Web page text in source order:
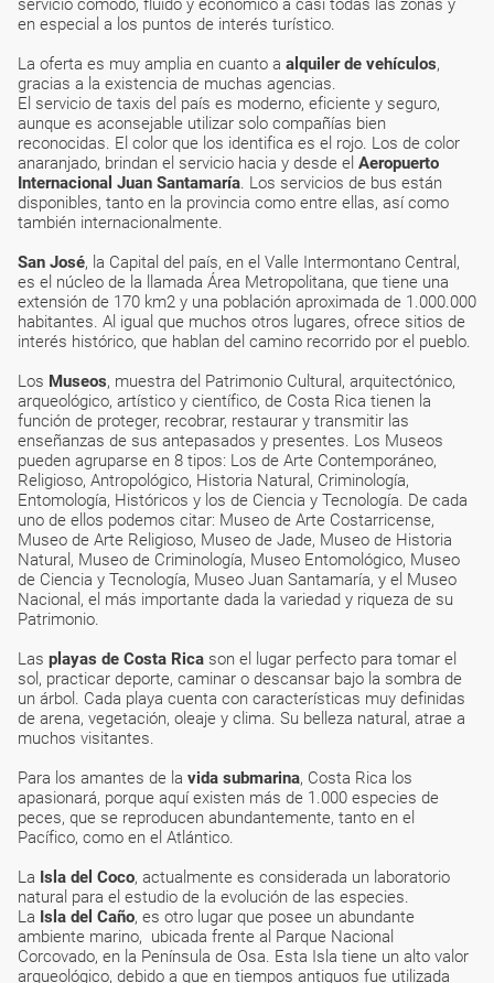
servicio cómodo, fluido y económico a casi todas las zonas y
en especial a los puntos de interés turístico.
La oferta es muy amplia en cuanto a alquiler de vehículos,
gracias a la existencia de muchas agencias.
El servicio de taxis del país es moderno, eficiente y seguro,
aunque es aconsejable utilizar solo compañías bien
reconocidas. El color que los identifica es el rojo. Los de color
anaranjado, brindan el servicio hacia y desde el Aeropuerto
Internacional Juan Santamaría. Los servicios de bus están
disponibles, tanto en la provincia como entre ellas, así como
también internacionalmente.
San José, la Capital del país, en el Valle Intermontano Central,
es el núcleo de la llamada Área Metropolitana, que tiene una
extensión de 170 km2 y una población aproximada de 1.000.000
habitantes. Al igual que muchos otros lugares, ofrece sitios de
interés histórico, que hablan del camino recorrido por el pueblo.
Los Museos, muestra del Patrimonio Cultural, arquitectónico,
arqueológico, artístico y científico, de Costa Rica tienen la
función de proteger, recobrar, restaurar y transmitir las
enseñanzas de sus antepasados y presentes. Los Museos
pueden agruparse en 8 tipos: Los de Arte Contemporáneo,
Religioso, Antropológico, Historia Natural, Criminología,
Entomología, Históricos y los de Ciencia y Tecnología. De cada
uno de ellos podemos citar: Museo de Arte Costarricense,
Museo de Arte Religioso, Museo de Jade, Museo de Historia
Natural, Museo de Criminología, Museo Entomológico, Museo
de Ciencia y Tecnología, Museo Juan Santamaría, y el Museo
Nacional, el más importante dada la variedad y riqueza de su
Patrimonio.
Las playas de Costa Rica son el lugar perfecto para tomar el
sol, practicar deporte, caminar o descansar bajo la sombra de
un árbol. Cada playa cuenta con características muy definidas
de arena, vegetación, oleaje y clima. Su belleza natural, atrae a
muchos visitantes.
Para los amantes de la vida submarina, Costa Rica los
apasionará, porque aquí existen más de 1.000 especies de
peces, que se reproducen abundantemente, tanto en el
Pacífico, como en el Atlántico.
La Isla del Coco, actualmente es considerada un laboratorio
natural para el estudio de la evolución de las especies.
La Isla del Caño, es otro lugar que posee un abundante
ambiente marino, ubicada frente al Parque Nacional
Corcovado, en la Península de Osa. Esta Isla tiene un alto valor
arqueológico, debido a que en tiempos antiguos fue utilizada